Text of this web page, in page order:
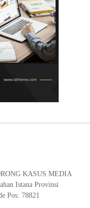
KASUS MEDIA
Istana Provinsi
Pos: 78821